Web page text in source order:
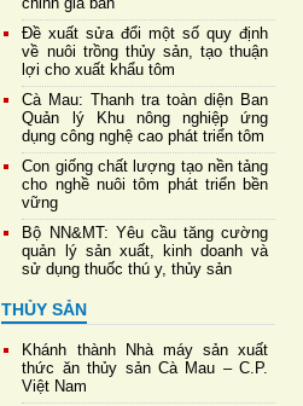
Đề xuất sửa đổi một số quy định
về nuôi trồng thủy sản, tạo thuận
lợi cho xuất khẩu tôm
Cà Mau: Thanh tra toàn diện Ban
Quản lý Khu nông nghiệp ứng
dụng công nghệ cao phát triển tôm
Con giống chất lượng tạo nền tảng
cho nghề nuôi tôm phát triển bền
vững
Bộ NN&MT: Yêu cầu tăng cường
quản lý sản xuất, kinh doanh và
sử dụng thuốc thú y, thủy sản
THỦY SẢN
Khánh thành Nhà máy sản xuất
thức ăn thủy sản Cà Mau – C.P.
Việt Nam